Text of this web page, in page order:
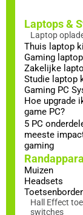
Laptops &
Laptop
Thuis laptop
Gaming
Zakelijke
Studie laptop
Gaming PC
Hoe upgrade
game PC?
5 PC
meeste
gaming
Muizen
Headsets
Hall Effect
switches